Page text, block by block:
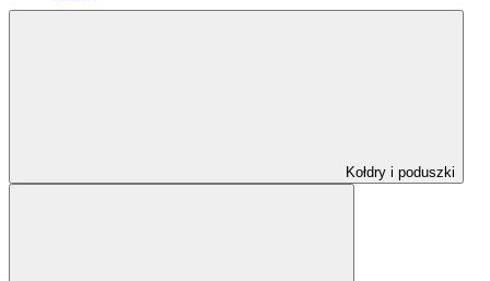
Kołdry i poduszki